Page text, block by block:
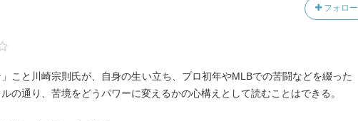
フォロー
」こと川崎宗則氏が、自身の生い立ち、プロ初年やMLBでの苦闘などを綴った
の通り、苦境をどうパワーに変えるかの心構えとして読むことはできる。